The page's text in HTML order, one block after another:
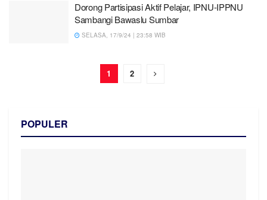
Dorong Partisipasi Aktif Pelajar, IPNU-IPPNU
Sambangi Bawaslu Sumbar
SELASA, 17/9/24 | 23:58 WIB
1 2
POPULER